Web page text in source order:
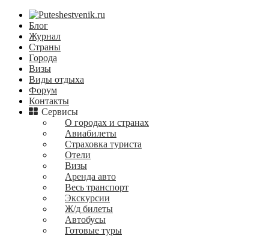
Блог
Журнал
Страны
Города
Визы
Виды отдыха
Форум
Контакты
Сервисы
О городах и странах
Авиабилеты
Страховка туриста
Отели
Визы
Аренда авто
Весь транспорт
Экскурсии
Ж/д билеты
Автобусы
Готовые туры